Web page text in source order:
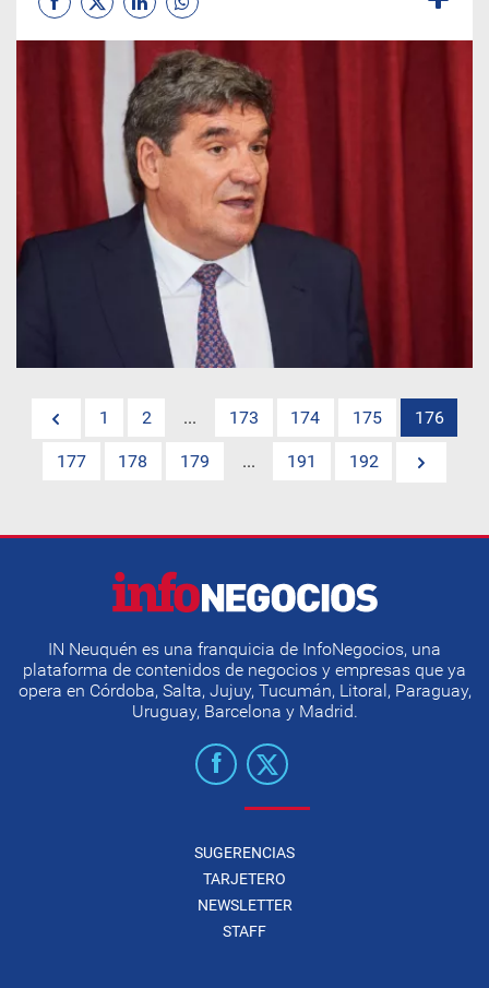
1 2 ... 173 174 175 176
177 178 179 ... 191 192
IN Neuquén es una franquicia de InfoNegocios, una
plataforma de contenidos de negocios y empresas que ya
opera en Córdoba, Salta, Jujuy, Tucumán, Litoral, Paraguay,
Uruguay, Barcelona y Madrid.
SUGERENCIAS
TARJETERO
NEWSLETTER
STAFF